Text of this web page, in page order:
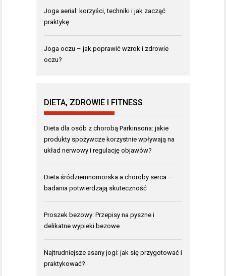
Joga aerial: korzyści, techniki i jak zacząć
praktykę
Joga oczu – jak poprawić wzrok i zdrowie
oczu?
DIETA, ZDROWIE I FITNESS
Dieta dla osób z chorobą Parkinsona: jakie
produkty spożywcze korzystnie wpływają na
układ nerwowy i regulację objawów?
Dieta śródziemnomorska a choroby serca –
badania potwierdzają skuteczność
Proszek bezowy: Przepisy na pyszne i
delikatne wypieki bezowe
Najtrudniejsze asany jogi: jak się przygotować i
praktykować?